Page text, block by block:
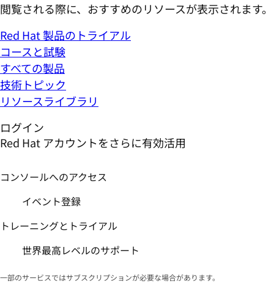
閲覧される際に、おすすめのリソースが表示されます。
Red Hat 製品のトライアル
コースと試験
すべての製品
技術トピック
リソースライブラリ
ログイン
Red Hat アカウントをさらに有効活用
コンソールへのアクセス
イベント登録
トレーニングとトライアル
世界最高レベルのサポート
一部のサービスではサブスクリプションが必要な場合があります。